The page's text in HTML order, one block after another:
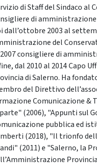
di Staff del Sindaco al
di amministrazione
dall’ottobre 2003 al
del
consigliere di
dal 2010 al 2014 Capo
di Salerno. Ha
del Direttivo
Comunicazione &
(2006), "Appunti sul
pubblica ed
(2018), "Il trionfo
(2011) e "Salerno, la